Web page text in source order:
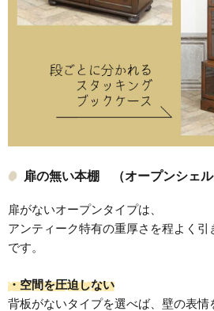
扉の無い本棚 （オープンシェル
扉がないオープンタイプは、
アンティーク特有の重厚さを程よく引
です。
・空間を圧迫しない
背板がないタイプを選べば、壁の表情